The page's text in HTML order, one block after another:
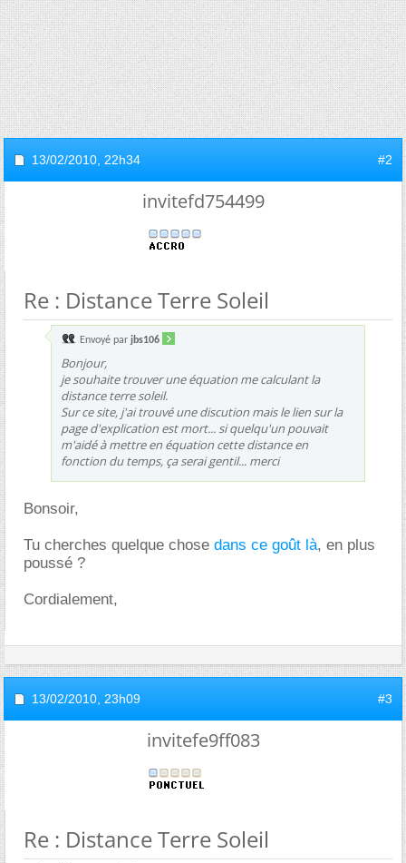
13/02/2010, 22h34 #2
invitefd754499
Re : Distance Terre Soleil
Envoyé par jbs106
Bonjour,
je souhaite trouver une équation me calculant la
distance terre soleil.
Sur ce site, j'ai trouvé une discution mais le lien sur la
page d'explication est mort... si quelqu'un pouvait
m'aidé à mettre en équation cette distance en
fonction du temps, ça serai gentil... merci
Bonsoir,
Tu cherches quelque chose dans ce goût là, en plus
poussé ?
Cordialement,
13/02/2010, 23h09 #3
invitefe9ff083
Re : Distance Terre Soleil